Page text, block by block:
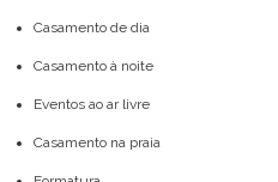
Casamento de dia
Casamento à noite
Eventos ao ar livre
Casamento na praia